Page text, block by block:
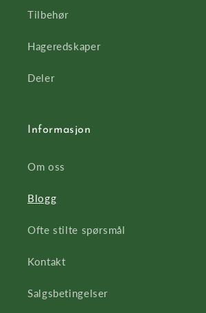
Tilbehør
Hageredskaper
Deler
Informasjon
Om oss
Blogg
Ofte stilte spørsmål
Kontakt
Salgsbetingelser